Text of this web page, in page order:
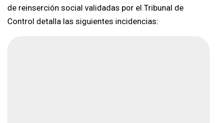
de reinserción social validadas por el Tribunal de
Control detalla las siguientes incidencias: